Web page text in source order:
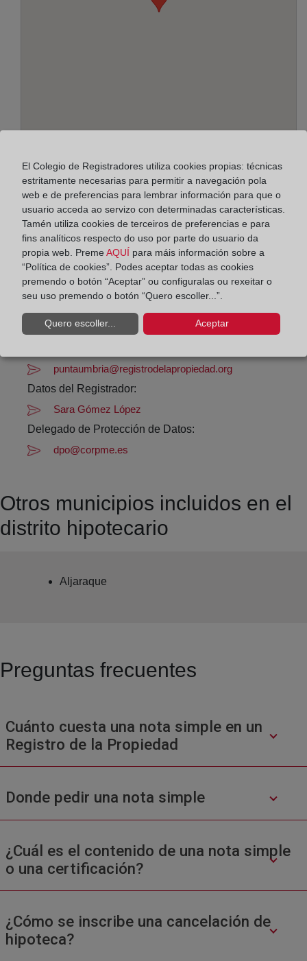
Avda. del Decano s/n - esq. Este - local 4, 21100
Horario:
De lunes a viernes de 09:00 a 17:00 horas
Agosto: De lunes a viernes de 09:00 a 14:00 horas
Los días 24 y 31 de diciembre de 09:00 a 14:00
horas
Datos de contacto:
puntaumbria@registrodelapropiedad.org
Datos del Registrador:
Sara Gómez López
Delegado de Protección de Datos:
dpo@corpme.es
Otros municipios incluidos en el
distrito hipotecario
Aljaraque
Preguntas frecuentes
Cuánto cuesta una nota simple en un
Registro de la Propiedad
Donde pedir una nota simple
¿Cuál es el contenido de una nota simple
o una certificación?
¿Cómo se inscribe una cancelación de
hipoteca?
El Colegio de Registradores utiliza cookies propias: técnicas
estritamente necesarias para permitir a navegación pola
web e de preferencias para lembrar información para que o
usuario acceda ao servizo con determinadas características.
Tamén utiliza cookies de terceiros de preferencias e para
fins analíticos respecto do uso por parte do usuario da
propia web. Preme AQUÍ para máis información sobre a
“Política de cookies”. Podes aceptar todas as cookies
premendo o botón “Aceptar” ou configuralas ou rexeitar o
seu uso premendo o botón “Quero escoller...”.
Quero escoller... Aceptar